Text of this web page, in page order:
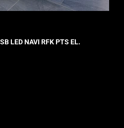
LED NAVI RFK PTS EL.